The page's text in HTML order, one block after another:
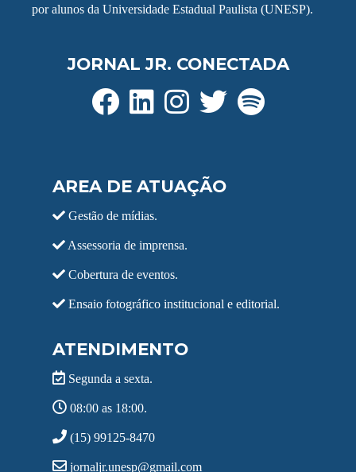
por alunos da Universidade Estadual Paulista (UNESP).
JORNAL JR. CONECTADA
AREA DE ATUAÇÃO
Gestão de mídias.
Assessoria de imprensa.
Cobertura de eventos.
Ensaio fotográfico institucional e editorial.
ATENDIMENTO
Segunda a sexta.
08:00 as 18:00.
(15) 99125-8470
jornaljr.unesp@gmail.com